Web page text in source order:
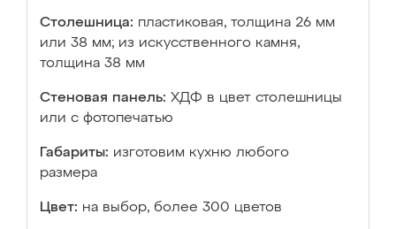
Столешница: пластиковая, толщина 26 мм
или 38 мм; из искусственного камня,
толщина 38 мм
Стеновая панель: ХДФ в цвет столешницы
или с фотопечатью
Габариты: изготовим кухню любого
размера
Цвет: на выбор, более 300 цветов